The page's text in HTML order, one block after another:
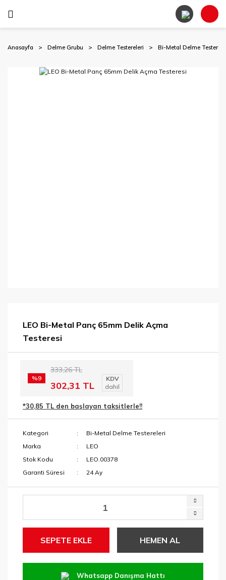
Anasayfa Delme Grubu Delme Testereleri Bi-Metal Delme
LEO Bi-Metal Panç 65mm Delik Açma
Testeresi
%9
333,26 TL
302,31 TL
KDV
dahil
*30,85 TL den başlayan taksitlerle!!
Kategori
Bi-Metal Delme Testereleri
Marka
LEO
Stok Kodu
LEO.00378
Garanti Süresi
24 Ay
SEPETE EKLE HEMEN AL
Whatsapp Danışma Hattı